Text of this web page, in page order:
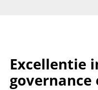
Excellentie